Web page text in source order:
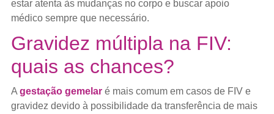
estar atenta às mudanças no corpo e buscar apoio
médico sempre que necessário.
Gravidez múltipla na FIV:
quais as chances?
A gestação gemelar é mais comum em casos de FIV e
gravidez devido à possibilidade da transferência de mais